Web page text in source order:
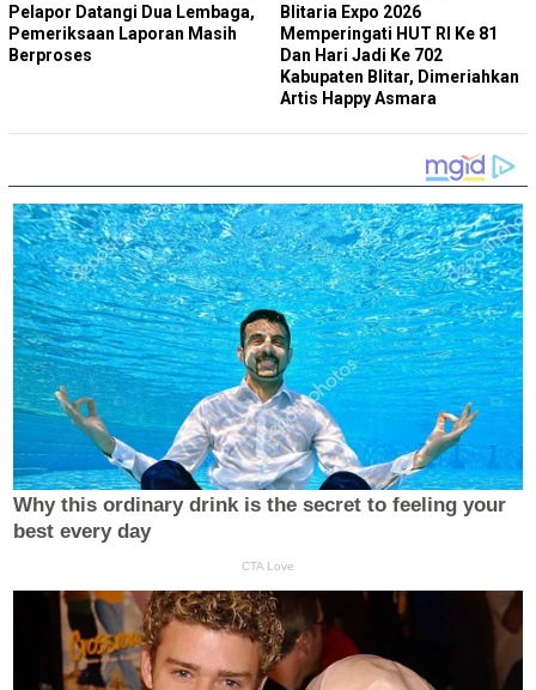
Pelapor Datangi Dua Lembaga,
Pemeriksaan Laporan Masih
Berproses
Blitaria Expo 2026
Memperingati HUT RI Ke 81
Dan Hari Jadi Ke 702
Kabupaten Blitar, Dimeriahkan
Artis Happy Asmara